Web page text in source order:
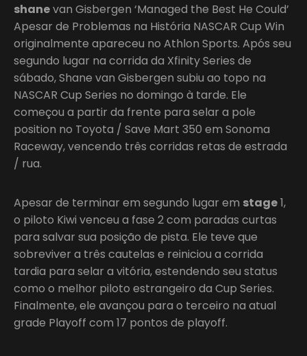
shanevan Gisbergen ‘Managed the Best He Could’
Apesar de Problemas na História NASCAR Cup Win
originalmente apareceu no Athlon Sports. Após seu
segundo lugar na corrida da Xfinity Series de
sábado, Shane van Gisbergen subiu ao topo na
NASCAR Cup Series no domingo à tarde. Ele
começou a partir da frente para selar a pole
position no Toyota / Save Mart 350 em Sonoma
Raceway, vencendo três corridas retas de estrada
/ rua.
Apesar de terminar em segundo lugar em stage1,
o piloto Kiwi venceu a fase 2 com paradas curtas
para salvar sua posição de pista. Ele teve que
sobreviver a três cautelas e reiniciou a corrida
tardia para selar a vitória, estendendo seu status
como o melhor piloto estrangeiro da Cup Series.
Finalmente, ele avançou para o terceiro na atual
grade Playoff com 17 pontos de playoff.